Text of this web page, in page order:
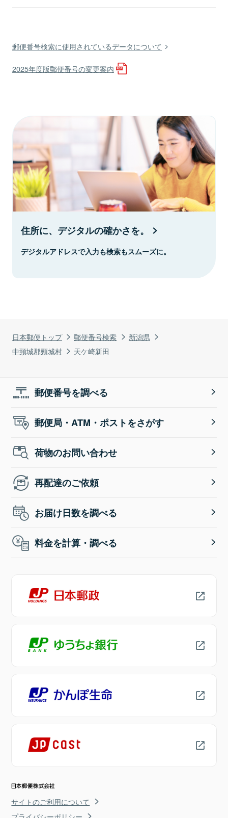
日本郵便トップ 郵便番号検索
新潟県
中頸城郡頸城村
天ケ崎新田
郵便番号検索に使用されているデータについて
2025年度版郵便番号の変更案内
住所に、デジタルの確かさを。
デジタルアドレスで入力も検索もスムーズに。
郵便番号を調べる
郵便局・ATM・ポストをさがす
荷物のお問い合わせ
再配達のご依頼
お届け日数を調べる
料金を計算・調べる
サイトのご利用について